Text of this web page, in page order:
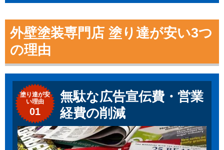
外壁塗装専門店 塗り達が安い3つ
の理由
塗り達が安
い理由
01
無駄な広告宣伝費・営業
経費の削減